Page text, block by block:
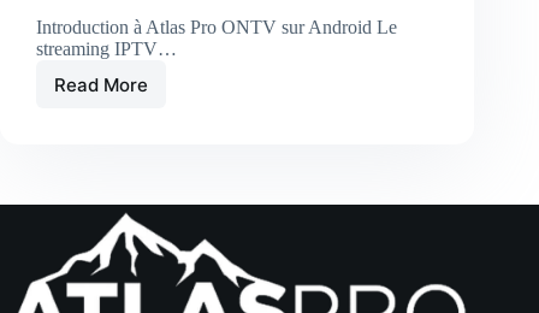
Introduction à Atlas Pro ONTV sur Android Le
streaming IPTV…
Read More
Atlas
Installer
et
Utiliser
l’Application
IPTV